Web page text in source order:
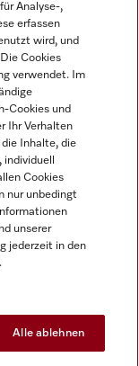
Analyse-,
erfassen
wird, und
Cookies
verwendet. Im
Cookies und
Ihr Verhalten
die Inhalte, die
Cookies
nur unbedingt
unserer
jederzeit in den
Alle ablehnen